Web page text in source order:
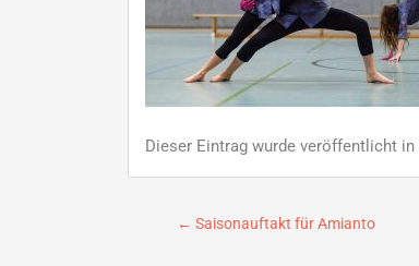
Dieser Eintrag wurde veröffentlicht in
Beitragsnavigation
← Saisonauftakt für Amianto